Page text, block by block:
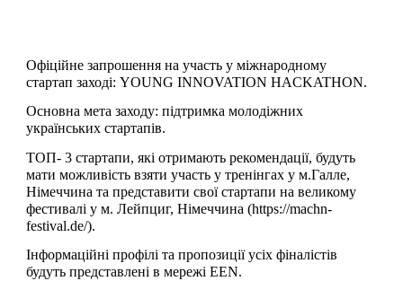
Офіційне запрошення на участь у міжнародному
стартап заході: YOUNG INNOVATION HACKATHON.
Основна мета заходу: підтримка молодіжних
українських стартапів.
ТОП- 3 стартапи, які отримають рекомендації, будуть
мати можливість взяти участь у тренінгах у м.Галле,
Німеччина та представити свої стартапи на великому
фестивалі у м. Лейпциг, Німеччина (https://machn-
festival.de/).
Інформаційні профілі та пропозиції усіх фіналістів
будуть представлені в мережі EEN.